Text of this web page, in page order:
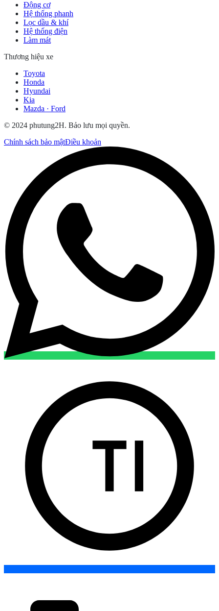
Động cơ
Hệ thống phanh
Lọc dầu & khí
Hệ thống điện
Làm mát
Thương hiệu xe
Toyota
Honda
Hyundai
Kia
Mazda · Ford
© 2024 phutung2H. Bảo lưu mọi quyền.
Chính sách bảo mậtĐiều khoản